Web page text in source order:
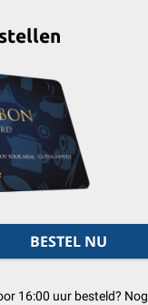
BESTEL NU
16:00 uur besteld? Nog